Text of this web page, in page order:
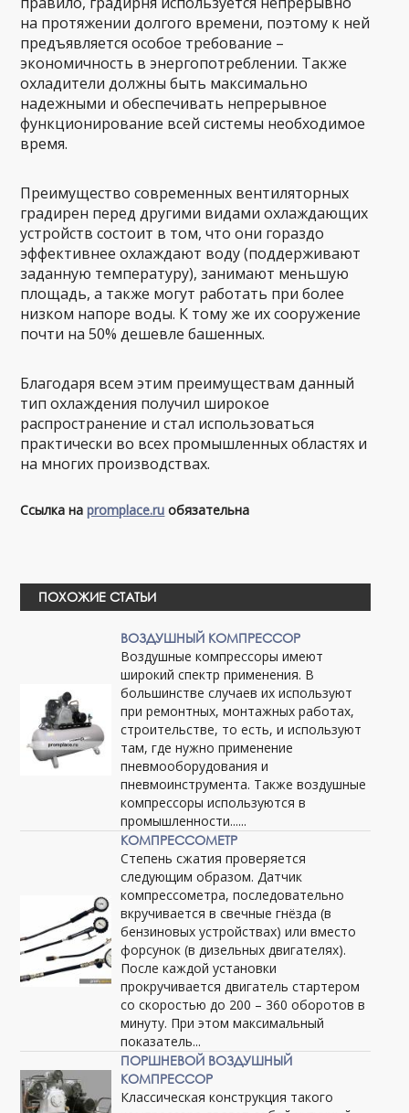
на протяжении долгого времени, поэтому к ней
предъявляется особое требование –
экономичность в энергопотреблении. Также
охладители должны быть максимально
надежными и обеспечивать непрерывное
функционирование всей системы необходимое
время.
Преимущество современных вентиляторных
градирен перед другими видами охлаждающих
устройств состоит в том, что они гораздо
эффективнее охлаждают воду (поддерживают
заданную температуру), занимают меньшую
площадь, а также могут работать при более
низком напоре воды. К тому же их сооружение
почти на 50% дешевле башенных.
Благодаря всем этим преимуществам данный
тип охлаждения получил широкое
распространение и стал использоваться
практически во всех промышленных областях и
на многих производствах.
Ссылка наpromplace.ru обязательна
ПОХОЖИЕ СТАТЬИ
ВОЗДУШНЫЙ КОМПРЕССОР
Воздушные компрессоры имеют
широкий спектр применения. В
большинстве случаев их используют
при ремонтных, монтажных работах,
строительстве, то есть, и используют
там, где нужно применение
пневмооборудования и
пневмоинструмента. Также воздушные
компрессоры используются в
промышленности......
КОМПРЕССОМЕТР
Степень сжатия проверяется
следующим образом. Датчик
компрессометра, последовательно
вкручивается в свечные гнёзда (в
бензиновых устройствах) или вместо
форсунок (в дизельных двигателях).
После каждой установки
прокручивается двигатель стартером
со скоростью до 200 – 360 оборотов в
минуту. При этом максимальный
показатель...
ПОРШНЕВОЙ ВОЗДУШНЫЙ
КОМПРЕССОР
Классическая конструкция такого